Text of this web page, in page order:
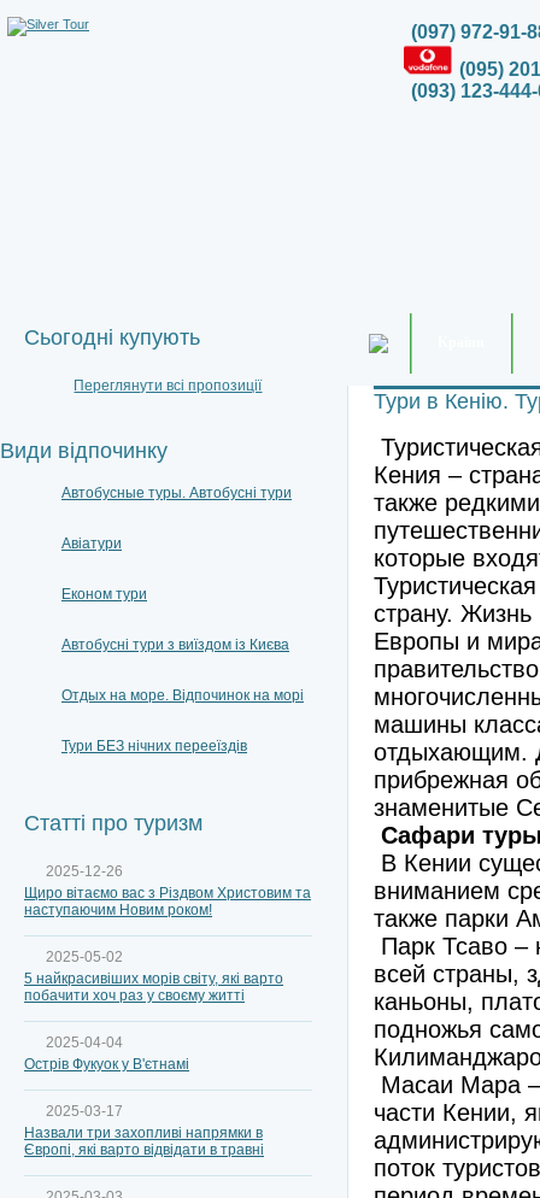
(097) 972-91-
(095)
(093) 123-
Тури в Кенію.
Кения –
также
которые
страну. Жизнь
Европы и
машины
отдыхающим.
прибрежная
знаменитые
Сафари
В Кении
вниманием
также парки
Парк Тсаво –
всей страны,
каньоны,
подножья
Масаи Мара –
части Кении,
поток
Сьогодні купують
Переглянути всі пропозиції
Види відпочинку
Автобусные туры. Автобусні тури
Авіатури
Економ тури
Автобусні тури з виїздом із Києва
Отдых на море. Відпочинок на морі
Тури БЕЗ нічних перееїздів
Статті про туризм
2025-12-26
Щиро вітаємо вас з Різдвом Христовим та
наступаючим Новим роком!
2025-05-02
5 найкрасивіших морів світу, які варто
побачити хоч раз у своєму житті
2025-04-04
Острів Фукуок у В'єтнамі
2025-03-17
Назвали три захопливі напрямки в
Європі, які варто відвідати в травні